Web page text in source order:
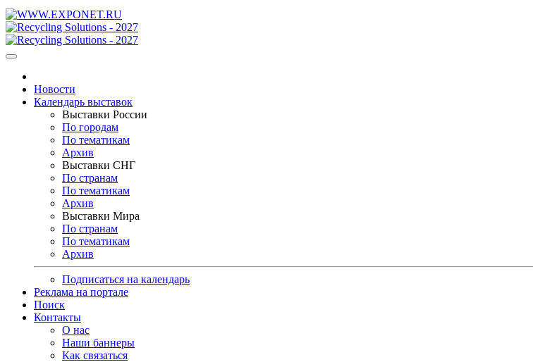
Новости
Календарь выставок
Выставки России
По городам
По тематикам
Архив
Выставки СНГ
По странам
По тематикам
Архив
Выставки Мира
По странам
По тематикам
Архив
Подписаться на календарь
Реклама на портале
Поиск
Контакты
О нас
Наши баннеры
Как связаться